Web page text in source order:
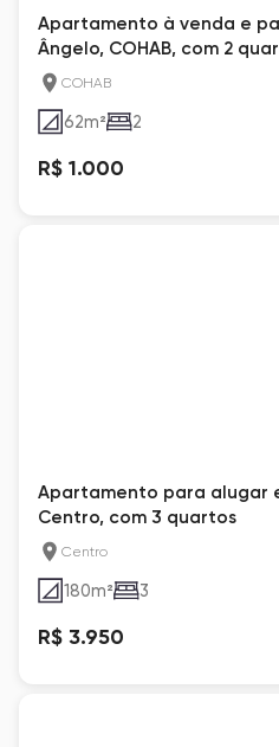
Apartamento à venda e
Ângelo, COHAB, com 2
COHAB
62m² 2
R$ 1.000
Apartamento para alugar
Centro, com 3 quartos
Centro
180m² 3
R$ 3.950